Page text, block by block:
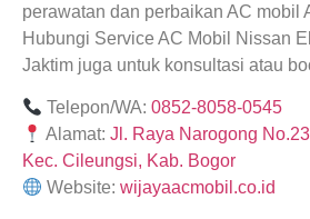
perawatan dan perbaikan AC mobil
Hubungi Service AC Mobil Nissan
Jaktim juga untuk konsultasi atau
Telepon/WA:0852-8058-0545
Alamat:Jl. Raya Narogong
Kec. Cileungsi, Kab. Bogor
Website:wijayaacmobil.co.id